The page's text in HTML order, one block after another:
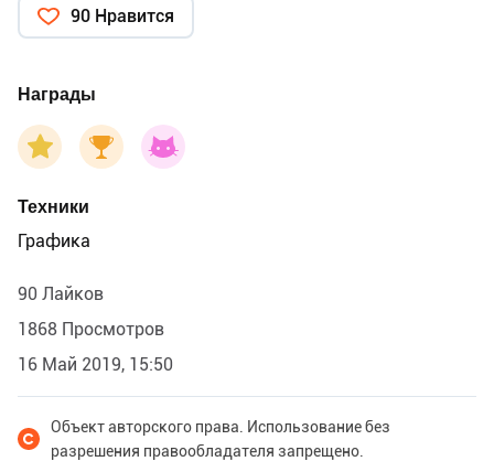
90 Нравится
Награды
Техники
Графика
90 Лайков
1868 Просмотров
16 Май 2019, 15:50
Объект авторского права. Использование без
разрешения правообладателя запрещено.